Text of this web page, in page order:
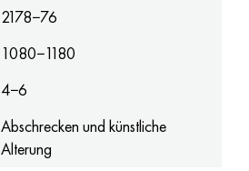
2178−76
1080−1180
4−6
Abschrecken und künstliche
Alterung